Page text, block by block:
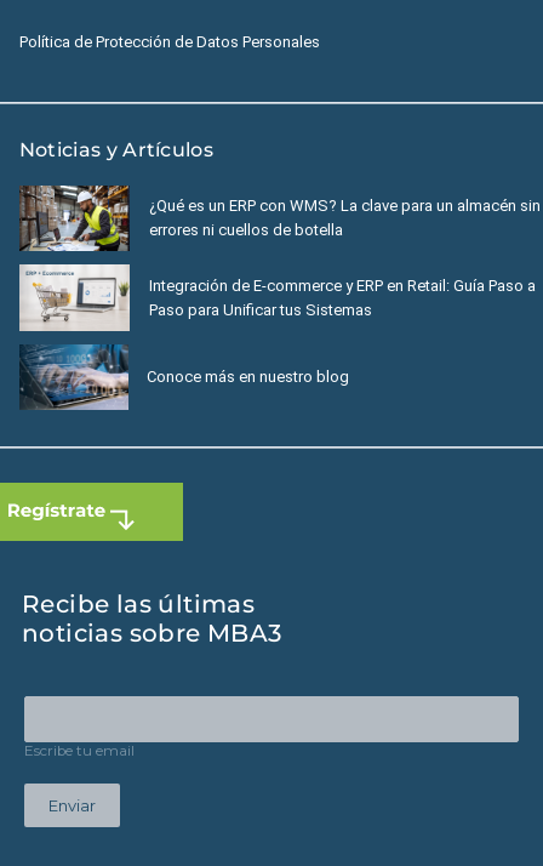
Política de Protección de Datos Personales
Noticias y Artículos
¿Qué es un ERP con WMS? La clave para un almacén sin
errores ni cuellos de botella
Integración de E-commerce y ERP en Retail: Guía Paso a
Paso para Unificar tus Sistemas
Conoce más en nuestro blog
Recibe las últimas
noticias sobre MBA3
Escribe tu email
Enviar